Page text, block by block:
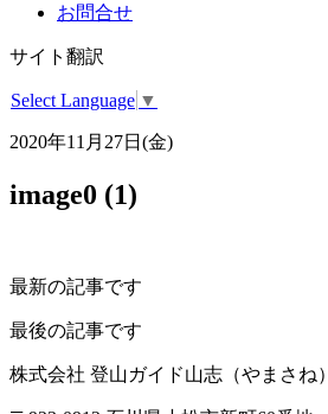
お問合せ
サイト翻訳
Select Language ▼
2020年11月27日(金)
image0 (1)
最新の記事です
最後の記事です
株式会社 登山ガイド山志（やまさね）